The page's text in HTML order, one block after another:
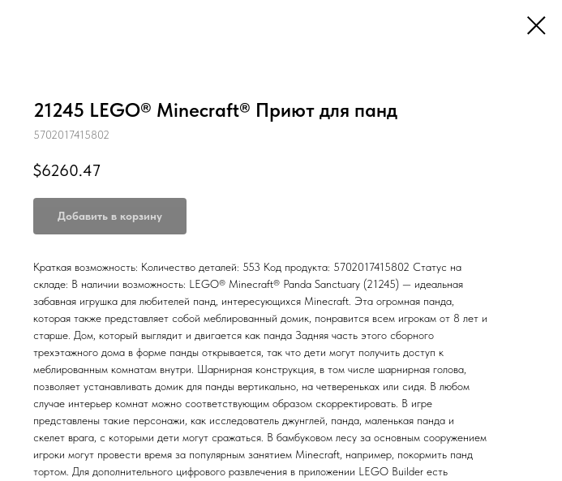
21245 LEGO® Minecraft® Приют для панд
5702017415802
$6260.47
Добавить в корзину
Краткая возможность: Количество деталей: 553 Код продукта: 5702017415802 Статус на
складе: В наличии возможность: LEGO® Minecraft® Panda Sanctuary (21245) — идеальная
забавная игрушка для любителей панд, интересующихся Minecraft. Эта огромная панда,
которая также представляет собой меблированный домик, понравится всем игрокам от 8 лет и
старше. Дом, который выглядит и двигается как панда Задняя часть этого сборного
трехэтажного дома в форме панды открывается, так что дети могут получить доступ к
меблированным комнатам внутри. Шарнирная конструкция, в том числе шарнирная голова,
позволяет устанавливать домик для панды вертикально, на четвереньках или сидя. В любом
случае интерьер комнат можно соответствующим образом скорректировать. В игре
представлены такие персонажи, как исследователь джунглей, панда, маленькая панда и
скелет врага, с которыми дети могут сражаться. В бамбуковом лесу за основным сооружением
игроки могут провести время за популярным занятием Minecraft, например, покормить панд
тортом. Для дополнительного цифрового развлечения в приложении LEGO Builder есть